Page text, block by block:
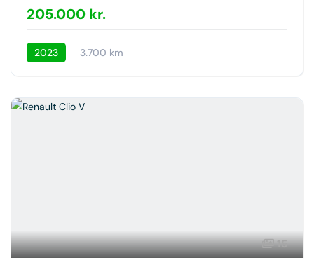
205.000 kr.
2023 3.700 km
15